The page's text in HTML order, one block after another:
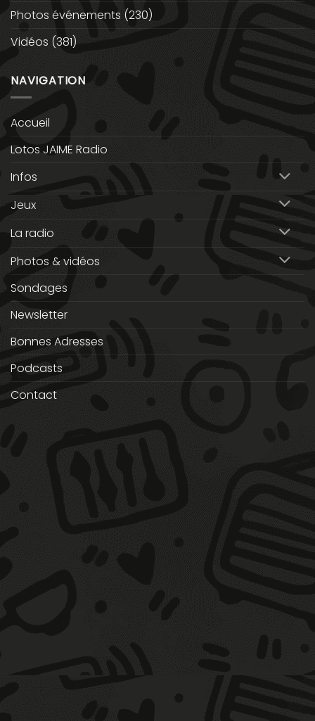
Photos événements (230)
Vidéos (381)
NAVIGATION
Accueil
Lotos JAIME Radio
Infos
Jeux
La radio
Photos & vidéos
Sondages
Newsletter
Bonnes Adresses
Podcasts
Contact